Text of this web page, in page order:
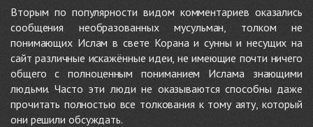
Вторым по популярности видом комментариев оказались
сообщения необразованных мусульман, толком не
понимающих Ислам в свете Корана и сунны и несущих на
сайт различные искажённые идеи, не имеющие почти ничего
общего с полноценным пониманием Ислама знающими
людьми. Часто эти люди не оказываются способны даже
прочитать полностью все толкования к тому аяту, который
они решили обсуждать.